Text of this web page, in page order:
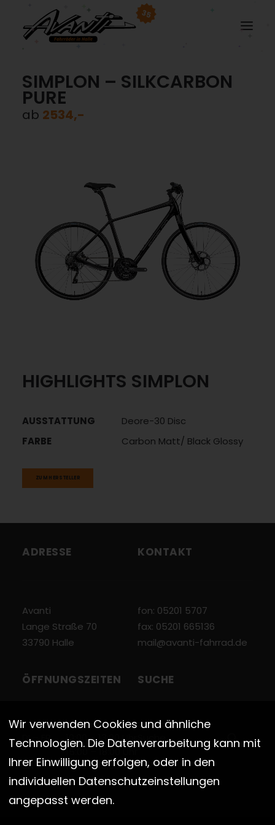
35
SIMPLON – SILKCARBON
PURE
ab 2534,-
HIGHLIGHTS SIMPLON
AUSSTATTUNG
Deore-30 Disc
FARBE
Carbon Matt/ Black Glossy
ZUM HERSTELLER
ADRESSE
Avanti
Lange Straße 70
33790 Halle
KONTAKT
fon: 05201 5707
fax: 05201 665136
mail@avanti-fahrrad.de
ÖFFNUNGSZEITEN
DI – FR
10:00 – 13:00 Uhr
15:00 – 18:00 Uhr
SA
10:00 – 13:00 Uhr
SUCHE
Wir verwenden Cookies und ähnliche
Technologien. Die Datenverarbeitung kann mit
Ihrer Einwilligung erfolgen, oder in den
individuellen Datenschutzeinstellungen
angepasst werden.